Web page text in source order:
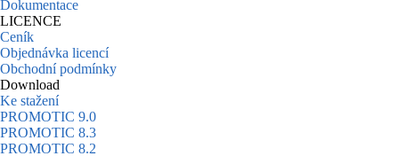
Dokumentace
LICENCE
Ceník
Objednávka licencí
Obchodní podmínky
Download
Ke stažení
PROMOTIC 9.0
PROMOTIC 8.3
PROMOTIC 8.2